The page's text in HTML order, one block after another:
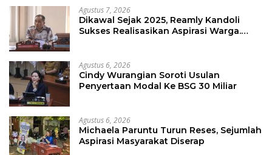
Agustus 7, 2026
Dikawal Sejak 2025, Reamly Kandoli
Sukses Realisasikan Aspirasi Warga.
Agustus 6, 2026
Cindy Wurangian Soroti Usulan
Penyertaan Modal Ke BSG 30 Miliar
Agustus 6, 2026
Michaela Paruntu Turun Reses, Sejumlah
Aspirasi Masyarakat Diserap